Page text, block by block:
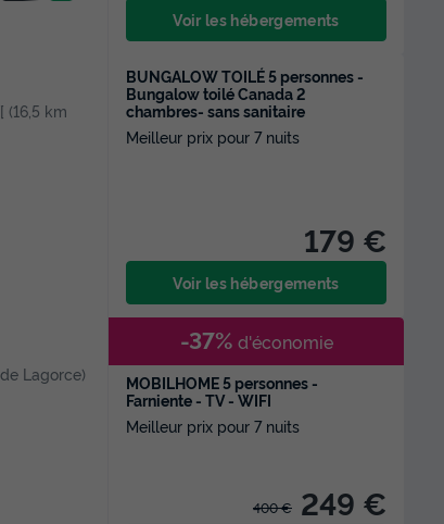
Voir les hébergements
(16,5 km
BUNGALOW TOILÉ 5 personnes -
Bungalow toilé Canada 2
chambres- sans sanitaire
Meilleur prix pour 7 nuits
179 €
Voir les hébergements
Lagorce)
MOBILHOME 5 personnes -
Farniente - TV - WIFI
Meilleur prix pour 7 nuits
400 € 249 €
-37% d'économie